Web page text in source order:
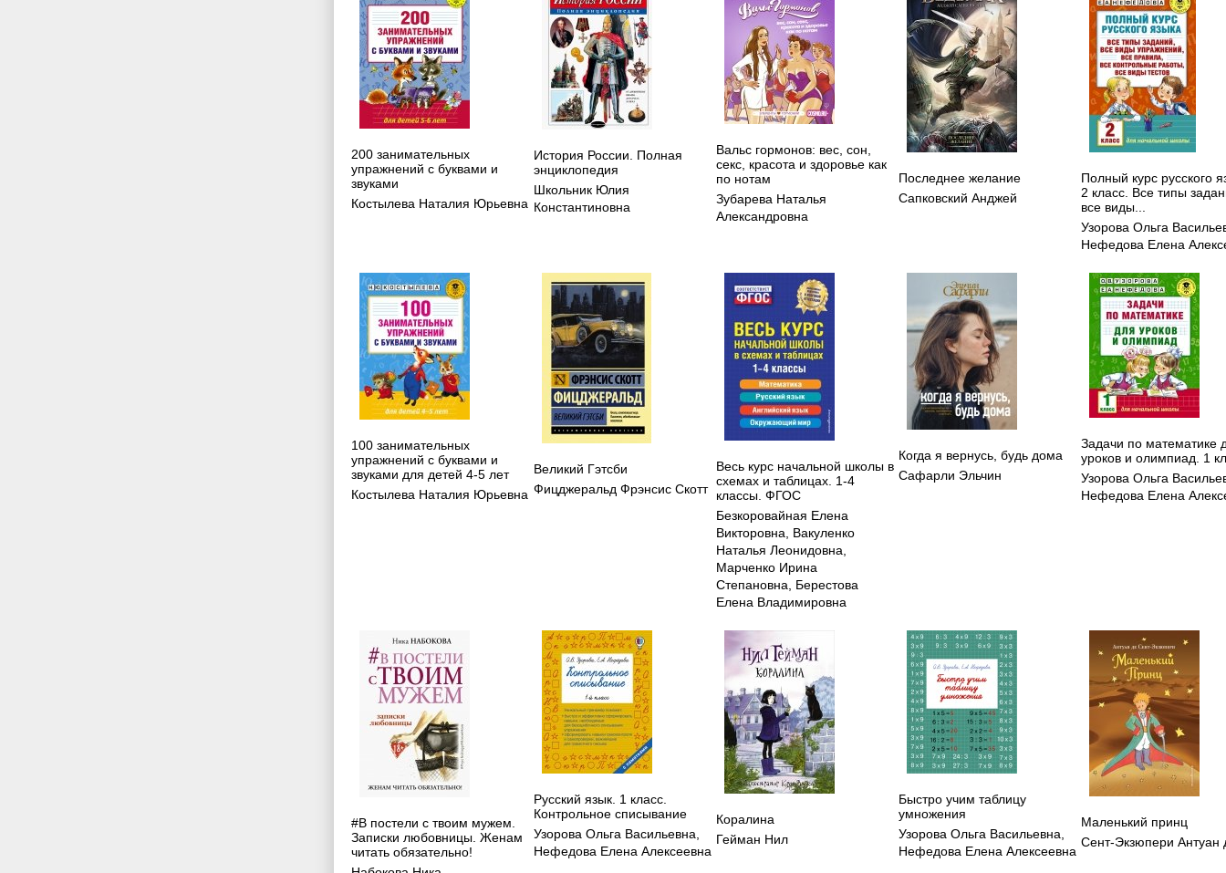
200 занимательных
упражнений с буквами и
звуками
Костылева Наталия Юрьевна
История России. Полная
энциклопедия
Школьник Юлия
Константиновна
Вальс гормонов: вес, сон,
секс, красота и здоровье как
по нотам
Зубарева Наталья
Александровна
Последнее желание
Сапковский Анджей
Полный курс русского
2 класс. Все типы
все виды...
Узорова Ольга
Нефедова Елена
100 занимательных
упражнений с буквами и
звуками для детей 4-5 лет
Костылева Наталия Юрьевна
Великий Гэтсби
Фицджеральд Фрэнсис Скотт
Весь курс начальной школы в
схемах и таблицах. 1-4
классы. ФГОС
Безкоровайная Елена
Викторовна
Вакуленко
Наталья Леонидовна
Марченко Ирина
Степановна
Берестова
Елена Владимировна
Когда я вернусь, будь дома
Сафарли Эльчин
Задачи по математике
уроков и олимпиад. 1
Узорова Ольга
Нефедова Елена
#В постели с твоим мужем.
Записки любовницы. Женам
читать обязательно!
Русский язык. 1 класс.
Контрольное списывание
Узорова Ольга Васильевна
Нефедова Елена Алексеевна
Коралина
Гейман Нил
Быстро учим таблицу
умножения
Узорова Ольга Васильевна
Нефедова Елена Алексеевна
Маленький принц
Сент-Экзюпери Антуан